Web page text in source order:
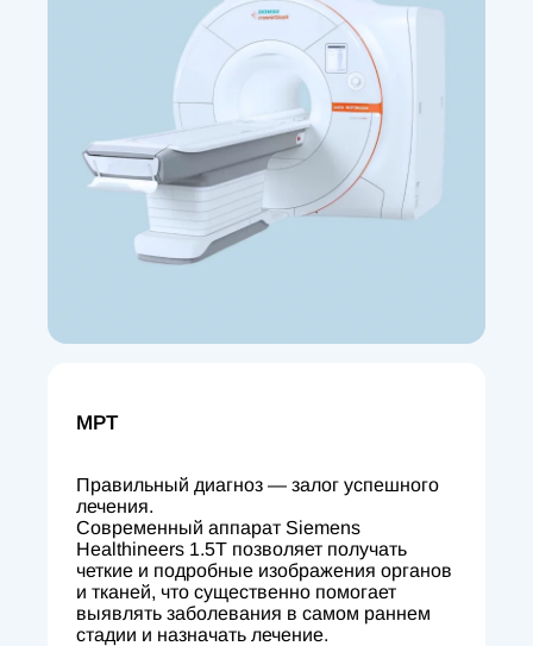
МРТ
Правильный диагноз — залог успешного
лечения.
Современный аппарат Siemens
Healthineers 1.5T позволяет получать
четкие и подробные изображения органов
и тканей, что существенно помогает
выявлять заболевания в самом раннем
стадии и назначать лечение.